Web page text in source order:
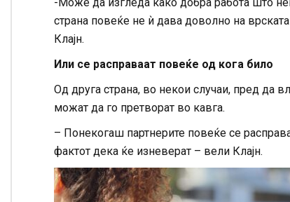
страна повеќе не ѝ дава доволно на
Клајн.
Или се расправаат повеќе од кога било
Од друга страна, во некои случаи, пред да
можат да го претворат во кавга.
– Понекогаш партнерите повеќе се
фактот дека ќе изневерат – вели Клајн.